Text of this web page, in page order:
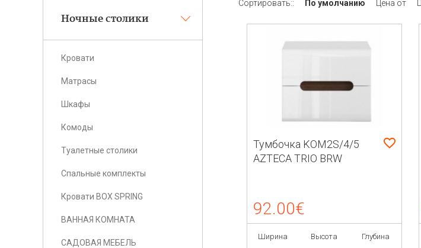
Ночные столики
Кровати
Матрасы
Шкафы
Комоды
Туалетные столики
Спальные комплекты
Кровати BOX SPRING
ВАННАЯ КОМНАТА
САДОВАЯ МЕБЕЛЬ
Сортировать:: По умолчанию Цена от
Тумбочка KOM2S/4/5
AZTECA TRIO BRW
92.00€
Ширина Высота Глубина